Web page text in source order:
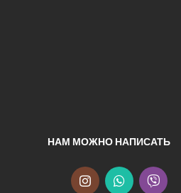
НАМ МОЖНО НАПИСАТЬ